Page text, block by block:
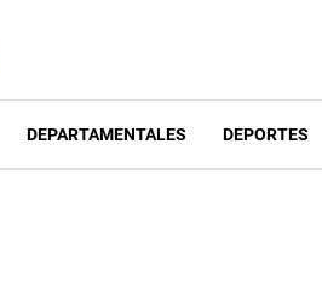
DEPARTAMENTALES DEPORTES